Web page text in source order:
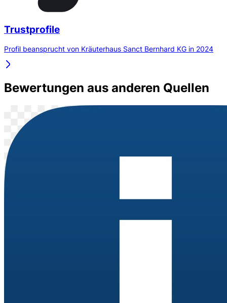
Trustprofile
Profil beansprucht von Kräuterhaus Sanct Bernhard KG in 2024
Bewertungen aus anderen Quellen